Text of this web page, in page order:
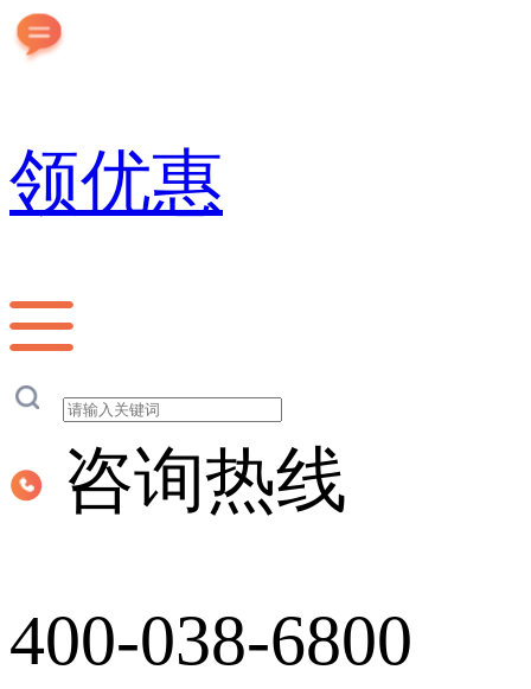
领优惠
咨询热线
400-038-6800